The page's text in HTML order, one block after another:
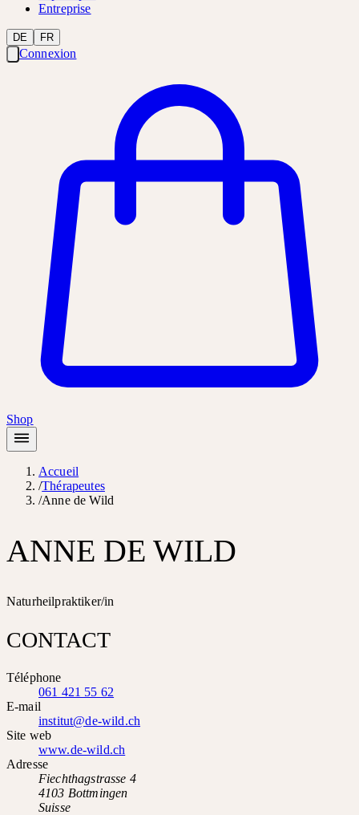
Entreprise
DE FR
Connexion
Shop
Accueil
/Thérapeutes
/Anne de Wild
ANNE DE WILD
Naturheilpraktiker/in
CONTACT
Téléphone
061 421 55 62
E-mail
institut@de-wild.ch
Site web
www.de-wild.ch
Adresse
Fiechthagstrasse 4
4103 Bottmingen
Suisse